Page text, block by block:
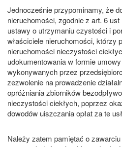
Jednocześnie przypominamy, że
nieruchomości, zgodnie z art. 6
ustawy o utrzymaniu czystości i
właściciele nieruchomości, którzy
nieruchomości nieczystości
udokumentowania w formie
wykonywanych przez
zezwolenie na prowadzenie
opróżniania zbiorników
nieczystości ciekłych, poprzez
dowodów uiszczania opłat za te
Należy zatem pamiętać o